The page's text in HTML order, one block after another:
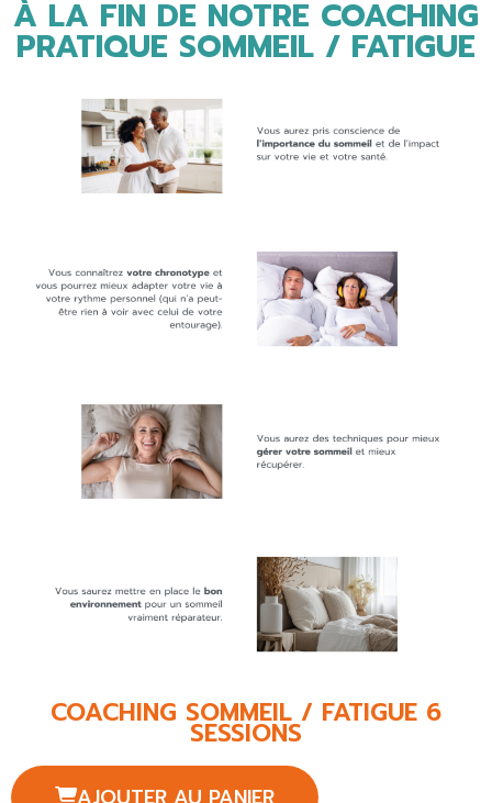
À LA FIN DE NOTRE COACHING
PRATIQUE SOMMEIL / FATIGUE
COACHING SOMMEIL / FATIGUE 6
SESSIONS